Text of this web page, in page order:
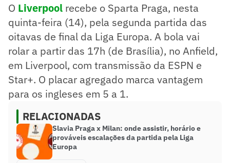
O Liverpool recebe o Sparta Praga, nesta
quinta-feira (14), pela segunda partida das
oitavas de final da Liga Europa. A bola vai
rolar a partir das 17h (de Brasília), no Anfield,
em Liverpool, com transmissão da ESPN e
Star+. O placar agregado marca vantagem
para os ingleses em 5 a 1.
RELACIONADAS
Slavia Praga x Milan: onde assistir, horário e
prováveis escalações da partida pela Liga
Europa